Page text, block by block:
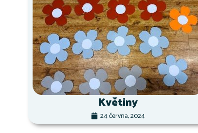
Květiny
24 června, 2024